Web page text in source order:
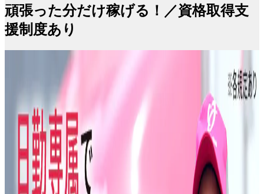
頑張った分だけ稼げる！／資格取得支
援制度あり